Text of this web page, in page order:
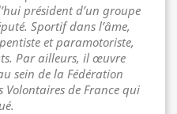
président d’un groupe
Sportif dans l’âme,
et paramotoriste,
Par ailleurs, il œuvre
sein de la Fédération
de France qui